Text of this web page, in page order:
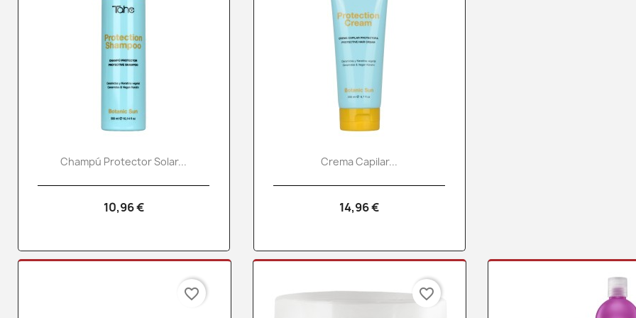
Champú Protector Solar...
10,96 €
Crema Capilar...
14,96 €
favorite_border favorite_border